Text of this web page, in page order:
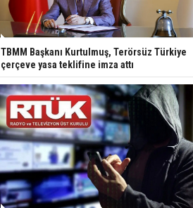
TBMM Başkanı Kurtulmuş, Terörsüz Türkiye
çerçeve yasa teklifine imza attı